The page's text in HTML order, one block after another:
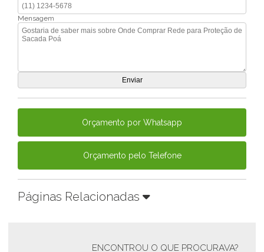
Mensagem
Orçamento por Whatsapp
Orçamento pelo Telefone
Páginas Relacionadas
ENCONTROU O QUE PROCURAVA?